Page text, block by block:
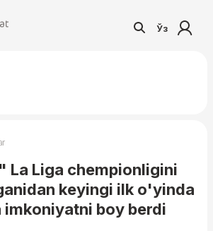
Ўз
La Liga chempionligini
keyingi ilk o'yinda
boy berdi